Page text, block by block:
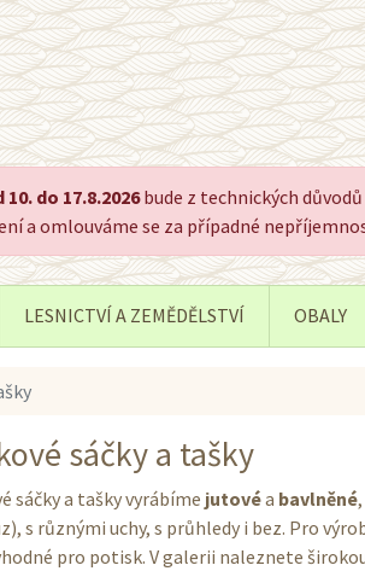
10. do 17.8.2026bude z technických
a omlouváme se za případné
LESNICTVÍ A ZEMĚDĚLSTVÍ OBALY
sáčky a tašky
sáčky a tašky vyrábíme jutovéa bavlněné
s různými uchy, s průhledy i bez. Pro
pro potisk. V galerii naleznete